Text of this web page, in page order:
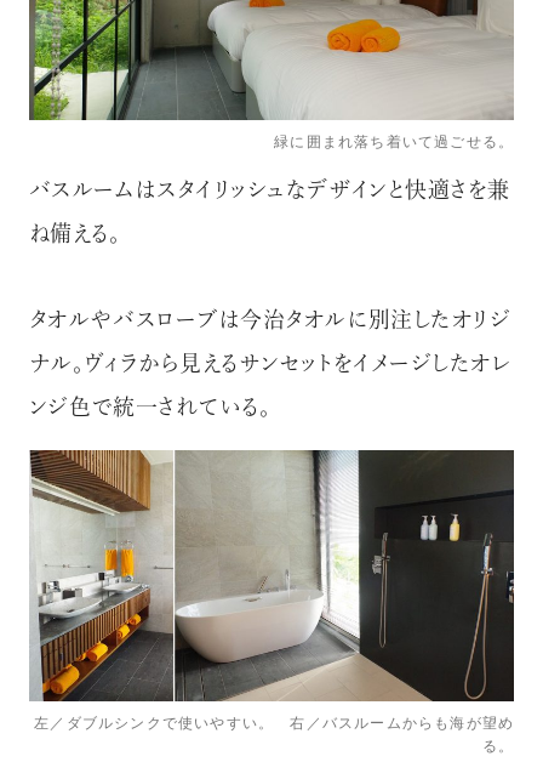
緑に囲まれ落ち着いて過ごせる。
バスルームはスタイリッシュなデザインと快適さを兼
ね備える。
タオルやバスローブは今治タオルに別注したオリジ
ナル。ヴィラから見えるサンセットをイメージしたオレ
ンジ色で統一されている。
左／ダブルシンクで使いやすい。 右／バスルームからも海が望め
る。